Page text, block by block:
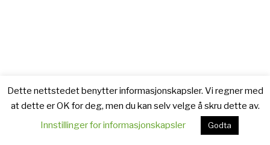
Dette nettstedet benytter informasjonskapsler. Vi regner med
at dette er OK for deg, men du kan selv velge å skru dette av.
Innstillinger for informasjonskapsler
Godta